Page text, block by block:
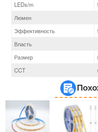
LEDs/m
Люмен
Эффективность
Власть
Размер
CCT